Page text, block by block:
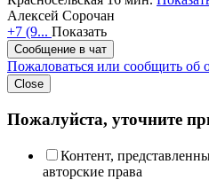
Алексей Сорочан
+7 (9... Показать
Сообщение в чат
Пожаловаться или сообщить об
Close
Пожалуйста, уточните
Контент,
авторские права